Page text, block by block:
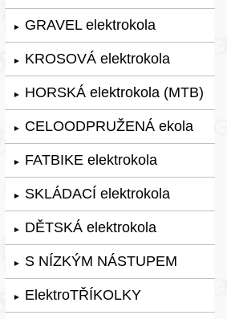
► GRAVEL elektrokola
► KROSOVÁ elektrokola
► HORSKÁ elektrokola (MTB)
► CELOODPRUŽENÁ ekola
► FATBIKE elektrokola
► SKLÁDACÍ elektrokola
► DĚTSKÁ elektrokola
► S NÍZKÝM NÁSTUPEM
► ElektroTŘÍKOLKY